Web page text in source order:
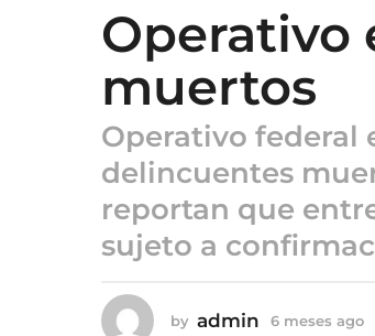
e
e
s
a
g
6
m
s
e
Operativo
muertos
Operativo federal
delincuentes
reportan que
sujeto a
by admin 6 meses ago